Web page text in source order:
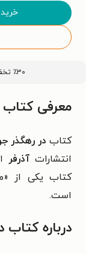
٪۳۰ تخفیف اولین خرید کتاب با کد
معرفی کتاب
کتاب در رهگذر
انتشارات آذرفر
کتاب یکی از
است.
درباره کتاب